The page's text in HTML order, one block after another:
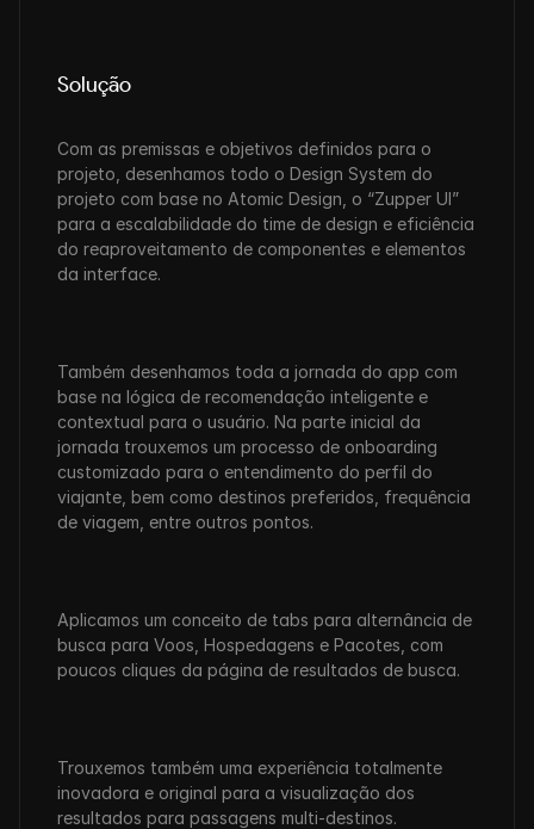
Solução
Com as premissas e objetivos definidos para o
projeto, desenhamos todo o Design System do
projeto com base no Atomic Design, o “Zupper UI”
para a escalabilidade do time de design e eficiência
do reaproveitamento de componentes e elementos
da interface.
Também desenhamos toda a jornada do app com
base na lógica de recomendação inteligente e
contextual para o usuário. Na parte inicial da
jornada trouxemos um processo de onboarding
customizado para o entendimento do perfil do
viajante, bem como destinos preferidos, frequência
de viagem, entre outros pontos.
Aplicamos um conceito de tabs para alternância de
busca para Voos, Hospedagens e Pacotes, com
poucos cliques da página de resultados de busca.
Trouxemos também uma experiência totalmente
inovadora e original para a visualização dos
resultados para passagens multi-destinos.